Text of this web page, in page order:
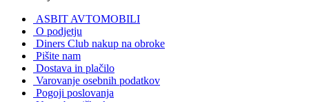
ASBIT AVTOMOBILI
O podjetju
Diners Club nakup na obroke
Pišite nam
Dostava in plačilo
Varovanje osebnih podatkov
Pogoji poslovanja